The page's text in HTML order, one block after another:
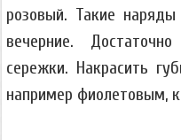
розовый. Такие
вечерние.
сережки. Накрасить
например фиолетовым,